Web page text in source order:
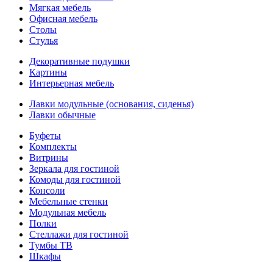
Мягкая мебель
Офисная мебель
Столы
Стулья
Декоративные подушки
Картины
Интерьерная мебель
Лавки модульные (основания, сиденья)
Лавки обычные
Буфеты
Комплекты
Витрины
Зеркала для гостиной
Комоды для гостиной
Консоли
Мебельные стенки
Модульная мебель
Полки
Стеллажи для гостиной
Тумбы ТВ
Шкафы